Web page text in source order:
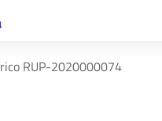
RUP-2020000074